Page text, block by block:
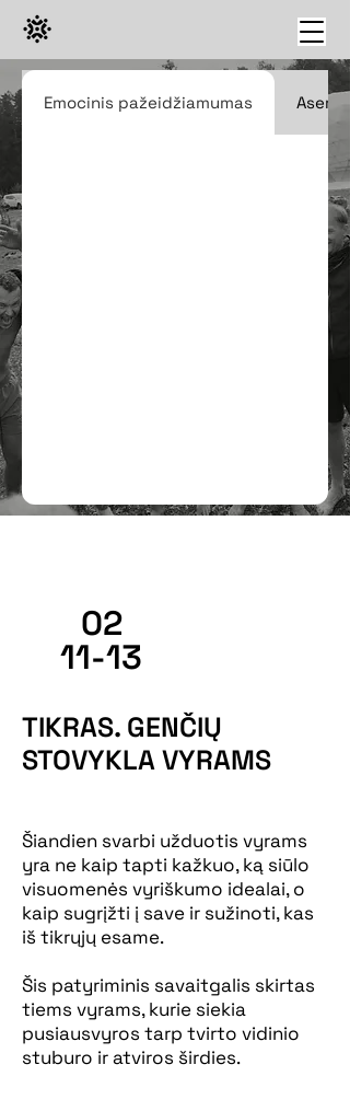
Emocinis pažeidžiamumas
02
11-13
TIKRAS. GENČIŲ
STOVYKLA VYRAMS
Šiandien svarbi užduotis vyrams
yra ne kaip tapti kažkuo, ką siūlo
visuomenės vyriškumo idealai, o
kaip sugrįžti į save ir sužinoti, kas
iš tikrųjų esame.
Šis patyriminis savaitgalis skirtas
tiems vyrams, kurie siekia
pusiausvyros tarp tvirto vidinio
stuburo ir atviros širdies.